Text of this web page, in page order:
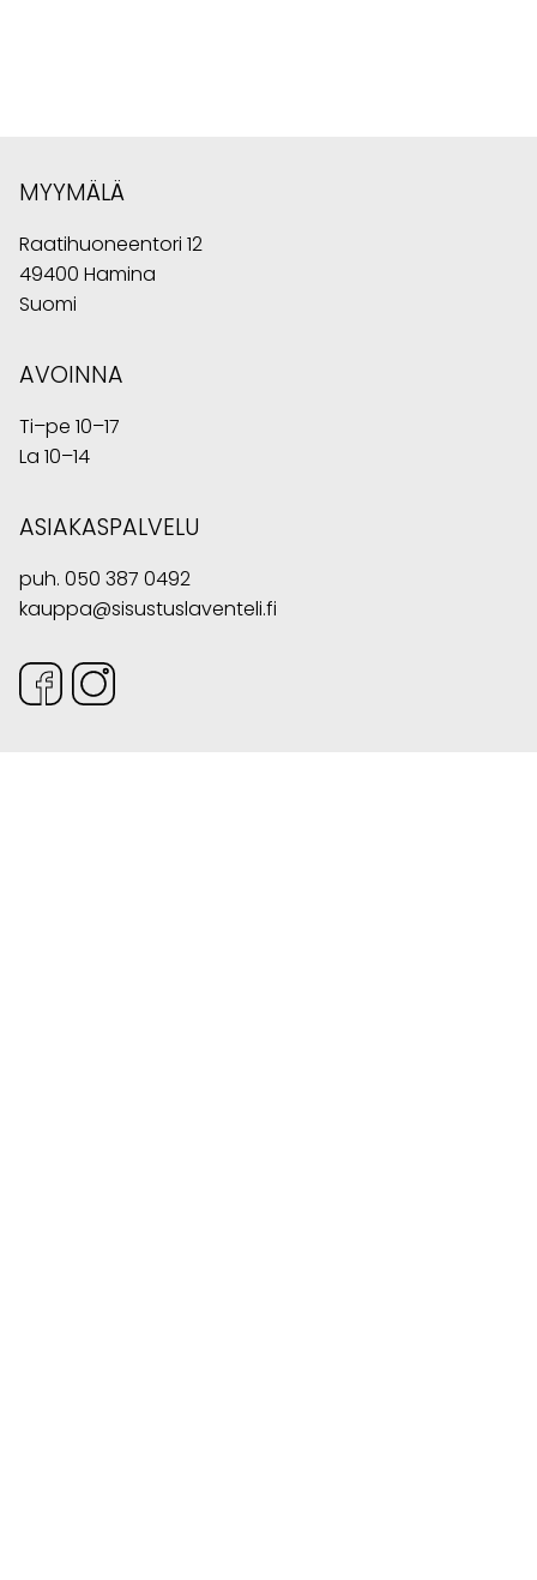
MYYMÄLÄ
Raatihuoneentori 12
49400 Hamina
Suomi
AVOINNA
Ti–pe 10–17
La 10–14
ASIAKASPALVELU
puh. 050 387 0492
kauppa@sisustuslaventeli.fi